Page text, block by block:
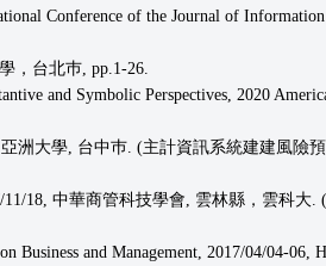
Conference of the Journal of
，台北巿, pp.1-26.
and Symbolic Perspectives, 2020
洲大學, 台中巿. (主計資訊系統建建風險
18, 中華商管科技學會, 雲林縣，雲科大.
Business and Management, 2017/04/04-06,